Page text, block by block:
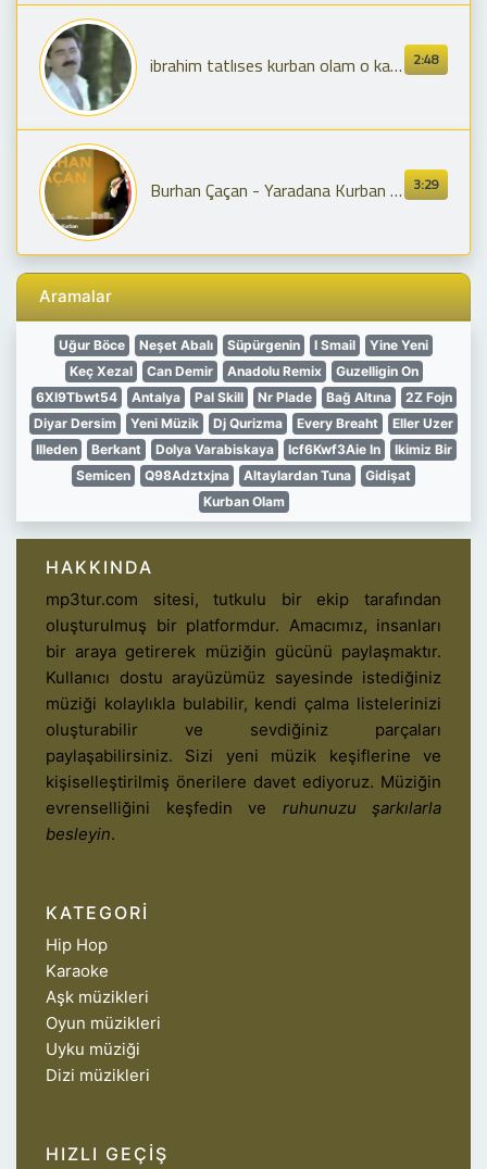
2:48
ibrahim tatlıses kurban olam o kaşları karaya
3:29
Burhan Çaçan - Yaradana Kurban [ Memik Oğlan © 1987 ]
Aramalar
Uğur Böce Neşet Abalı Süpürgenin I Smail
Yine Yeni
Keç Xezal
Can Demir Anadolu Remix
Guzelligin On
6Xl9Tbwt54
Antalya Pal Skill Nr Plade Bağ Altına
2Z Fojn
Diyar Dersim
Yeni Müzik Dj Qurizma Every Breaht
Eller Uzer
Illeden
Berkant Dolya Varabiskaya Icf6Kwf3Aie In
Ikimiz Bir
Semicen
Q98Adztxjna Altaylardan Tuna
Gidişat
Kurban Olam
HAKKINDA
mp3tur.com sitesi, tutkulu bir ekip tarafından
oluşturulmuş bir platformdur. Amacımız, insanları
bir araya getirerek müziğin gücünü paylaşmaktır.
Kullanıcı dostu arayüzümüz sayesinde istediğiniz
müziği kolaylıkla bulabilir, kendi çalma listelerinizi
oluşturabilir ve sevdiğiniz parçaları
paylaşabilirsiniz. Sizi yeni müzik keşiflerine ve
kişiselleştirilmiş önerilere davet ediyoruz. Müziğin
evrenselliğini keşfedin ve ruhunuzu şarkılarla
besleyin.
KATEGORI
Hip Hop
Karaoke
Aşk müzikleri
Oyun müzikleri
Uyku müziği
Dizi müzikleri
HIZLI GEÇIŞ